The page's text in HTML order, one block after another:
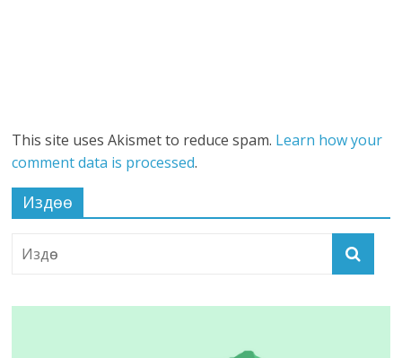
This site uses Akismet to reduce spam. Learn how your
comment data is processed.
Издөө